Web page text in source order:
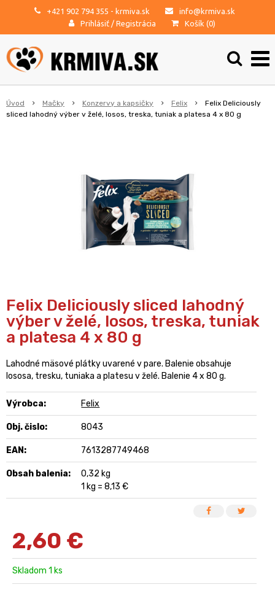
+421 902 794 355 - krmiva.sk
info@krmiva.sk
Prihlásiť / Registrácia Košík (0)
Úvod Mačky Konzervy a kapsičky Felix
Felix Deliciously
sliced lahodný výber v želé, losos, treska, tuniak a platesa 4 x 80 g
Felix Deliciously sliced lahodný
výber v želé, losos, treska, tuniak
a platesa 4 x 80 g
Lahodné mäsové plátky uvarené v pare. Balenie obsahuje
lososa, tresku, tuniaka a platesu v želé. Balenie 4 x 80 g.
Výrobca: Felix
Obj. čislo: 8043
EAN: 7613287749468
Obsah balenia:
0,32 kg
1 kg = 8,13 €
2,60 €
Skladom 1 ks